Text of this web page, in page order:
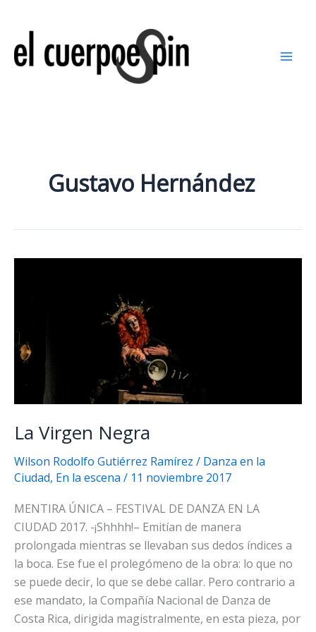
contenido
Gustavo Hernández
La Virgen Negra
Wilson Rodolfo Gutiérrez Ramírez / Danza en la
Ciudad, En la escena / 11 noviembre 2017
MENTIRA ÚNICA – FESTIVAL DE DANZA EN LA
CIUDAD 2017. -¡Shhhh!– Emitían de manera
prolongada mientras se llevaban sus dedos índices a
la boca. Ese fue el prolegómeno de la obra: lo que no
se puede decir, lo que se debe callar. Pero contrario a
ese mandato, la Compañía Nacional de Danza de
Costa Rica, dirigida magistralmente, en esta pieza, por